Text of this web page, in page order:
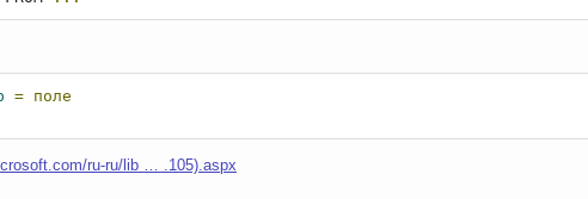
=
поле
ru-ru/lib … .105).aspx